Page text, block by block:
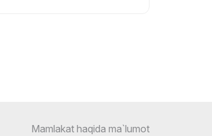
Mamlakat haqida ma`lumot